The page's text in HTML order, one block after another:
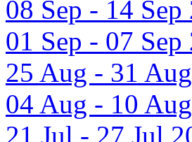
08 Sep - 14 Sep
01 Sep - 07 Sep
25 Aug - 31
04 Aug - 10
21 Jul - 27 Jul